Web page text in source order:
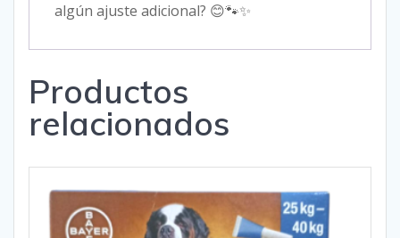
algún ajuste adicional? 😊🐾✨
Productos
relacionados